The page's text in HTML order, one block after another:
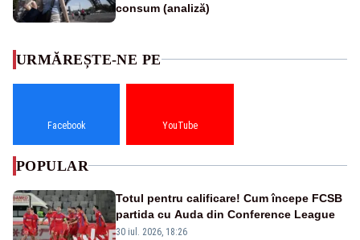
consum (analiză)
URMĂREȘTE-NE PE
Facebook YouTube
POPULAR
Totul pentru calificare! Cum începe FCSB
partida cu Auda din Conference League
30 iul. 2026, 18:26